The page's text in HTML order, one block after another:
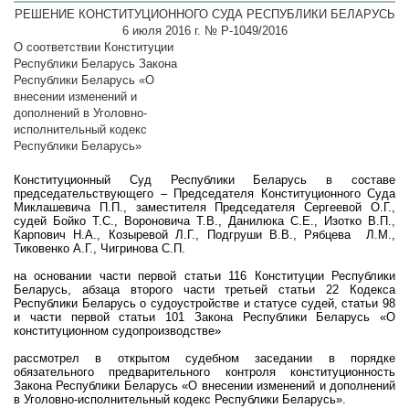
РЕШЕНИЕ КОНСТИТУЦИОННОГО СУДА РЕСПУБЛИКИ БЕЛАРУСЬ
6 июля 2016 г. № Р-1049/2016
О соответствии Конституции
Республики Беларусь Закона
Республики Беларусь «О
внесении изменений и
дополнений в Уголовно-
исполнительный кодекс
Республики Беларусь»
Конституционный Суд Республики Беларусь в составе
председательствующего – Председателя Конституционного Суда
Миклашевича П.П., заместителя Председателя Сергеевой О.Г.,
судей Бойко Т.С., Вороновича Т.В., Данилюка С.Е., Изотко В.П.,
Карпович Н.А., Козыревой Л.Г., Подгруши В.В., Рябцева Л.М.,
Тиковенко А.Г., Чигринова С.П.
на основании части первой статьи 116 Конституции Республики
Беларусь, абзаца второго части третьей статьи 22 Кодекса
Республики Беларусь о судоустройстве и статусе судей, статьи 98
и части первой статьи 101 Закона Республики Беларусь «О
конституционном судопроизводстве»
рассмотрел в открытом судебном заседании в порядке
обязательного предварительного контроля конституционность
Закона Республики Беларусь «О внесении изменений и дополнений
в Уголовно-исполнительный кодекс Республики Беларусь».